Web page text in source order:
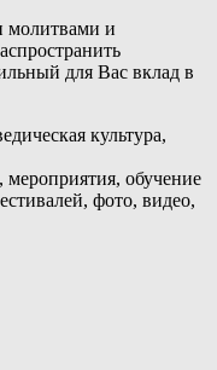
молитвами и
для Вас вклад в
культура,
обучение
фото, видео,